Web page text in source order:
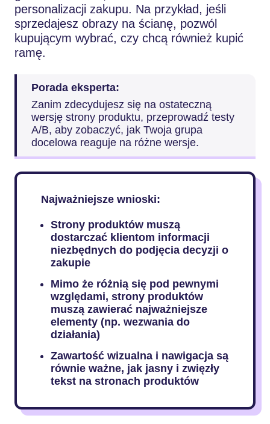
personalizacji zakupu. Na przykład, jeśli
sprzedajesz obrazy na ścianę, pozwól
kupującym wybrać, czy chcą również kupić
ramę.
Porada eksperta:
Zanim zdecydujesz się na ostateczną
wersję strony produktu, przeprowadź testy
A/B, aby zobaczyć, jak Twoja grupa
docelowa reaguje na różne wersje.
Najważniejsze wnioski:
Strony produktów muszą
dostarczać klientom informacji
niezbędnych do podjęcia decyzji o
zakupie
Mimo że różnią się pod pewnymi
względami, strony produktów
muszą zawierać najważniejsze
elementy (np. wezwania do
działania)
Zawartość wizualna i nawigacja są
równie ważne, jak jasny i zwięzły
tekst na stronach produktów